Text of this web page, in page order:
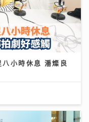
八小時休息 潘燦良